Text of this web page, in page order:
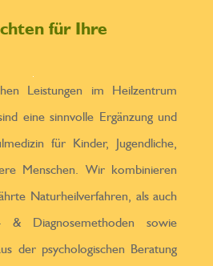
für Ihre
Leistungen im Heilzentrum
eine sinnvolle Ergänzung und
für Kinder, Jugendliche,
Menschen. Wir kombinieren
Naturheilverfahren, als auch
& Diagnosemethoden sowie
der psychologischen Beratung